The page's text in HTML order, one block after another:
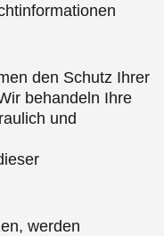
den Schutz Ihrer
behandeln Ihre
und
werden